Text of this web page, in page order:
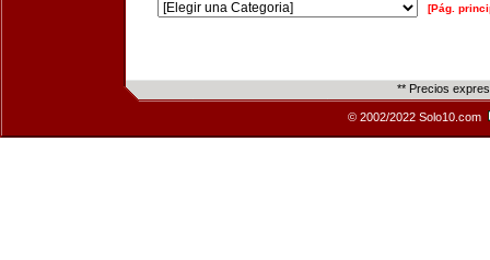
[Pág.
** Precios
© 2002/2022 Solo10.com